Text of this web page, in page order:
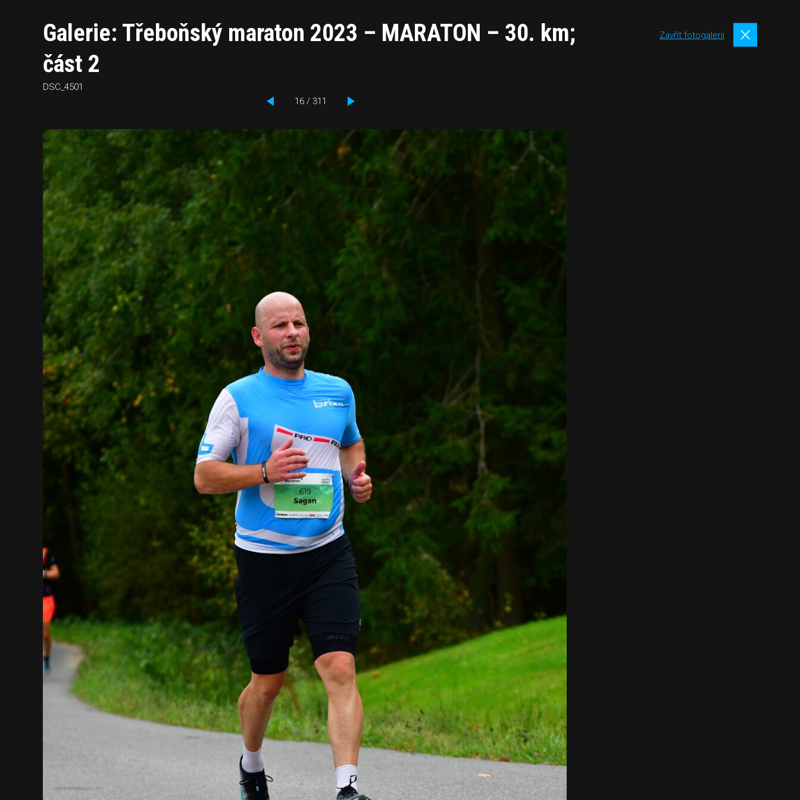
Galerie: Třeboňský maraton 2023 – MARATON – 30. km;
část 2
DSC_4501
16 / 311
Zavřít fotogalerii